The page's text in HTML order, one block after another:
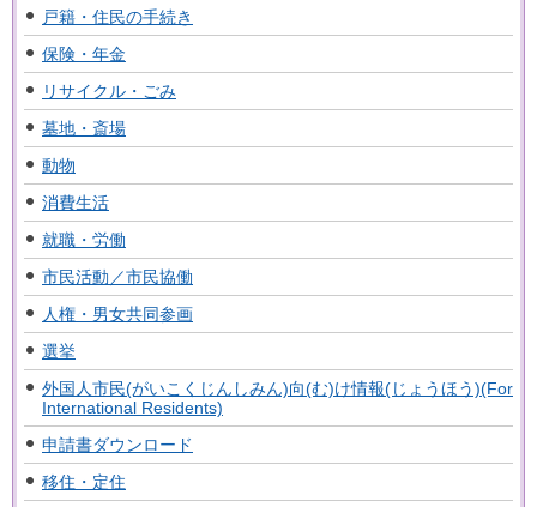
戸籍・住民の手続き
保険・年金
リサイクル・ごみ
墓地・斎場
動物
消費生活
就職・労働
市民活動／市民協働
人権・男女共同参画
選挙
外国人市民(がいこくじんしみん)向(む)け情報(じょうほう)(For
International Residents)
申請書ダウンロード
移住・定住